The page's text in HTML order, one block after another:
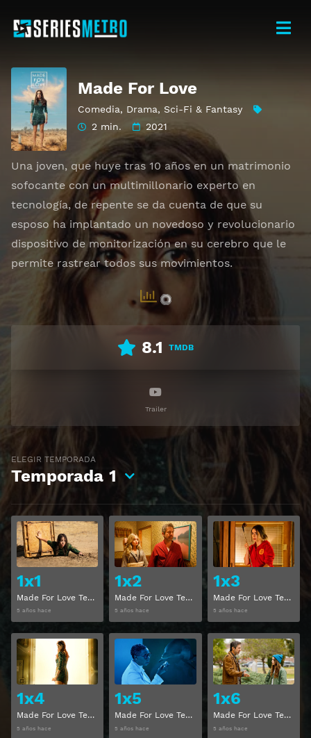
Made For Love
Comedia, Drama, Sci-Fi & Fantasy
2 min.
2021
Una joven, que huye tras 10 años en un matrimonio
sofocante con un multimillonario experto en
tecnología, de repente se da cuenta de que su
esposo ha implantado un novedoso y revolucionario
dispositivo de monitorización en su cerebro que le
permite rastrear todos sus movimientos.
8.1 TMDB
Trailer
ELEGIR TEMPORADA
Temporada 1
1x1
Made For Love Temporada 1 Capitulo 1
5 años hace
Ver
1x2
Made For Love Temporada 1 Capitulo 2
5 años hace
Ver
1x3
Made For Love Temporada 1 Capitulo 3
5 años hace
1x4
Made For Love Temporada 1 Capitulo 4
5 años hace
Ver
1x5
Made For Love Temporada 1 Capitulo 5
5 años hace
Ver
1x6
Made For Love Temporada 1 Capitulo 6
5 años hace